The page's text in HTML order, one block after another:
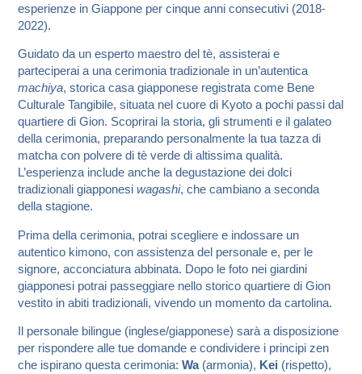
esperienze in Giappone per cinque anni consecutivi (2018-
2022).
Guidato da un esperto maestro del tè, assisterai e
parteciperai a una cerimonia tradizionale in un’autentica
machiya, storica casa giapponese registrata come Bene
Culturale Tangibile, situata nel cuore di Kyoto a pochi passi dal
quartiere di Gion. Scoprirai la storia, gli strumenti e il galateo
della cerimonia, preparando personalmente la tua tazza di
matcha con polvere di tè verde di altissima qualità.
L’esperienza include anche la degustazione dei dolci
tradizionali giapponesiwagashi, che cambiano a seconda
della stagione.
Prima della cerimonia, potrai scegliere e indossare un
autentico kimono, con assistenza del personale e, per le
signore, acconciatura abbinata. Dopo le foto nei giardini
giapponesi potrai passeggiare nello storico quartiere di Gion
vestito in abiti tradizionali, vivendo un momento da cartolina.
Il personale bilingue (inglese/giapponese) sarà a disposizione
per rispondere alle tue domande e condividere i principi zen
che ispirano questa cerimonia:Wa(armonia), Kei (rispetto),